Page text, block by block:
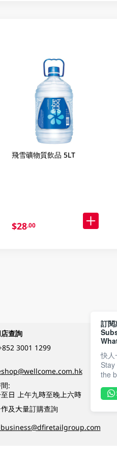
飛雪礦物質飲品 5LT
$28.00
查詢
3001 1299
:
日 上午九時至晚上六時
及大量訂購查詢
訂
快人
the